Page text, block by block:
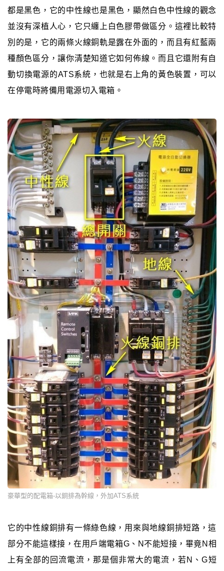
都是黑色，它的中性線也是黑色，顯然白色中性線的觀念
並沒有深植人心，它只纏上白色膠帶做區分。這裡比較特
別的是，它的兩條火線銅軌是露在外面的，而且有紅藍兩
種顏色區分，讓你清楚知道它如何佈線。而且它還附有自
動切換電源的ATS系統，也就是右上角的黃色裝置，可以
在停電時將備用電源切入電箱。
豪華型的配電箱-以銅排為幹線，外加ATS系統
它的中性線銅排有一條綠色線，用來與地線銅排短路，這
部分不能這樣接，在用戶端電箱G、N不能短接，畢竟N相
上有全部的回流電流，那是個非常大的電流，若N、G短